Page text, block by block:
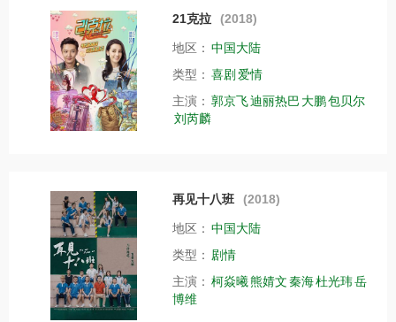
21克拉 (2018)
地区： 中国大陆
类型： 喜剧 爱情
主演： 郭京飞迪丽热巴 大鹏包贝尔
刘芮麟
再见十八班 (2018)
地区： 中国大陆
类型： 剧情
主演： 柯焱曦熊婧文秦海杜光玮岳
博维